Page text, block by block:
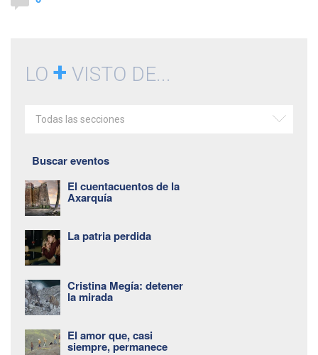
LO + VISTO DE...
Todas las secciones
Buscar eventos
El cuentacuentos de la
Axarquía
La patria perdida
Cristina Megía: detener
la mirada
El amor que, casi
siempre, permanece